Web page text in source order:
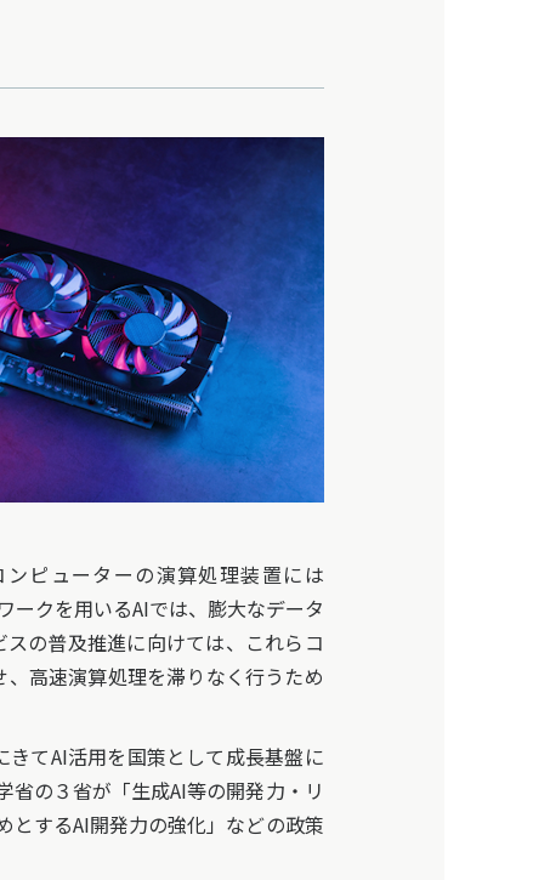
ピューターの演算処理装置には
クを用いるAIでは、膨大なデータ
の普及推進に向けては、これらコ
高速演算処理を滞りなく行うため
てAI活用を国策として成長基盤に
省の３省が「生成AI等の開発力・リ
とするAI開発力の強化」などの政策